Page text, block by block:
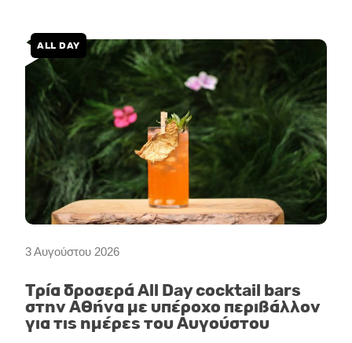
3 Αυγούστου 2026
ALL DAY
Τρία δροσερά All Day cocktail bars
στην Αθήνα με υπέροχο περιβάλλον
για τις ημέρες του Αυγούστου